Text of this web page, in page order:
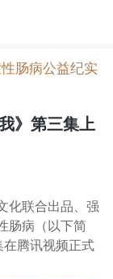
肠病公益纪实
》第三集上
化联合出品、强
肠病（以下简
在腾讯视频正式